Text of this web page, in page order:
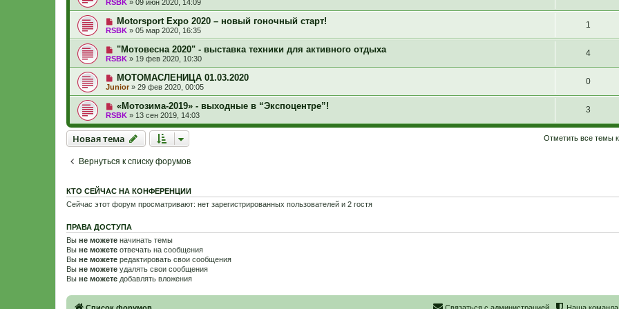
RSBK » 09 июн 2020, 14:09
Motorsport Expo 2020 – новый гоночный старт!
RSBK » 05 мар 2020, 16:35
1
"Мотовесна 2020" - выставка техники для активного отдыха
RSBK » 19 фев 2020, 10:30
4
МОТОМАСЛЕНИЦА 01.03.2020
Junior» 29 фев 2020, 00:05
0
«Мотозима-2019» - выходные в “Экспоцентре”!
RSBK » 13 сен 2019, 14:03
3
Новая тема
Новаятема Отметить все темы
Вернуться к списку форумов
КТО СЕЙЧАС НА КОНФЕРЕНЦИИ
Сейчас этот форум просматривают: нет зарегистрированных пользователей и 2 гостя
ПРАВА ДОСТУПА
Вы не можете начинать темы
Вы не можете отвечать на сообщения
Вы не можете редактировать свои сообщения
Вы не можете удалять свои сообщения
Вы не можете добавлять вложения
Связаться с